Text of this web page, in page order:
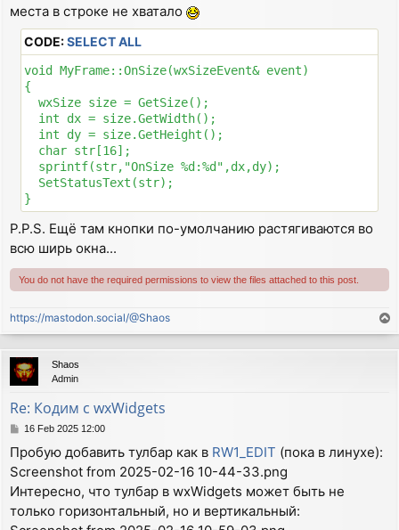
{
}
void MyFrame::OnSize(wxSizeEvent& event)
{
  wxSize size = GetSize();
  int dx = size.GetWidth();
  int dy = size.GetHeight();
  char str[16];
  sprintf(str,"OnSize %d:%d",dx,dy);
  SetStatusText(str);
}
void MyFrame::OnMotion(wxMouseEvent& event)
{
  if(event.Dragging())
  {
    memdc->SetPen(pen);
    memdc->DrawPoint(point);
    memdc->SetPen(wxNullPen);
  }
}
void MyFrame::OnPaint(wxPaintEvent& event)
{
  int width, height;
  GetSize(&width,&height);
  wxPaintDC dc(this);
места в строке не хватало
CODE:SELECT ALL
void MyFrame::OnSize(wxSizeEvent& event)
{
  wxSize size = GetSize();
  int dx = size.GetWidth();
  int dy = size.GetHeight();
  char str[16];
  sprintf(str,"OnSize %d:%d",dx,dy);
  SetStatusText(str);
P.P.S. Ещё там кнопки по-умолчанию растягиваются во
всю ширь окна...
You do not have the required permissions to view the files attached to this post.
https://mastodon.social/@Shaos
o
p
Shaos
Admin
Re: Кодим с wxWidgets
P
s
t
16 Feb 2025 12:00
Пробую добавить тулбар как в RW1_EDIT (пока в линухе):
Screenshot from 2025-02-16 10-44-33.png
Интересно, что тулбар в wxWidgets может быть не
только горизонтальный, но и вертикальный: